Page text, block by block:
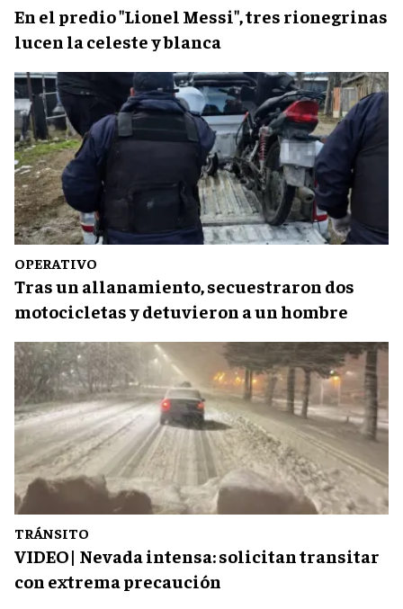
En el predio "Lionel Messi", tres rionegrinas
lucen la celeste y blanca
OPERATIVO
Tras un allanamiento, secuestraron dos
motocicletas y detuvieron a un hombre
TRÁNSITO
VIDEO| Nevada intensa: solicitan transitar
con extrema precaución